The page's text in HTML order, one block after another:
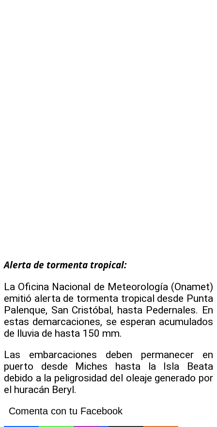
Alerta de tormenta tropical:
La Oficina Nacional de Meteorología (Onamet)
emitió alerta de tormenta tropical desde Punta
Palenque, San Cristóbal, hasta Pedernales. En
estas demarcaciones, se esperan acumulados
de lluvia de hasta 150 mm.
Las embarcaciones deben permanecer en
puerto desde Miches hasta la Isla Beata
debido a la peligrosidad del oleaje generado por
el huracán Beryl.
Comenta con tu Facebook